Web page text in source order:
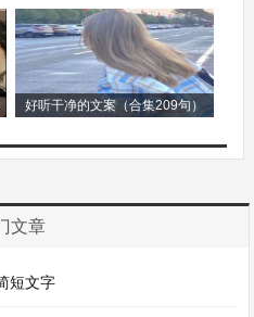
里去。意思是天气很热.
好听干净的文案（合集209句）
文章
短文字